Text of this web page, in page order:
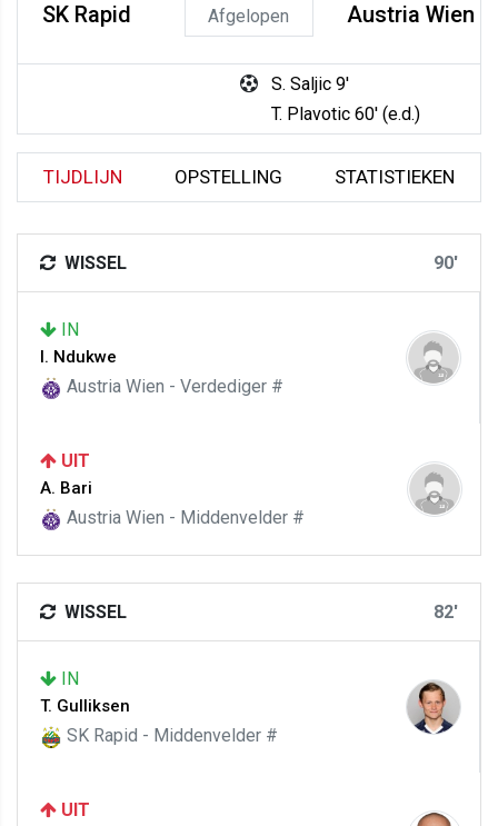
SK Rapid Afgelopen Austria Wien
S. Saljic 9'
T. Plavotic 60' (e.d.)
TIJDLIJN OPSTELLING STATISTIEKEN
WISSEL 90'
IN
I. Ndukwe
Austria Wien - Verdediger #
UIT
A. Bari
Austria Wien - Middenvelder #
WISSEL 82'
IN
T. Gulliksen
SK Rapid - Middenvelder #
UIT